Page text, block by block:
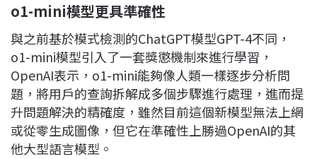
o1-mini模型更具準確性
與之前基於模式檢測的ChatGPT模型GPT-4不同，
o1-mini模型引入了一套獎懲機制來進行學習，
OpenAI表示，o1-mini能夠像人類一樣逐步分析問
題，將用戶的查詢拆解成多個步驟進行處理，進而提
升問題解決的精確度，雖然目前這個新模型無法上網
或從零生成圖像，但它在準確性上勝過OpenAI的其
他大型語言模型。